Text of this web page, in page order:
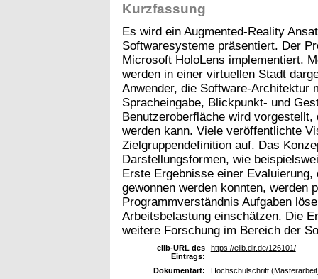
Kurzfassung
Es wird ein Augmented-Reality
Softwaresysteme präsentiert. Der
Microsoft HoloLens implementiert.
werden in einer virtuellen Stadt
Anwender, die Software-Architektur
Spracheingabe, Blickpunkt- und
Benutzeroberfläche wird
werden kann. Viele veröffentlichte
Zielgruppendefinition auf. Das
Darstellungsformen, wie
Erste Ergebnisse einer
gewonnen werden konnten, werden
Programmverständnis Aufgaben
Arbeitsbelastung einschätzen. Die
weitere Forschung im Bereich der
elib-URL des
Eintrags:
https://elib.dlr.de/126101/
Dokumentart:
Hochschulschrift